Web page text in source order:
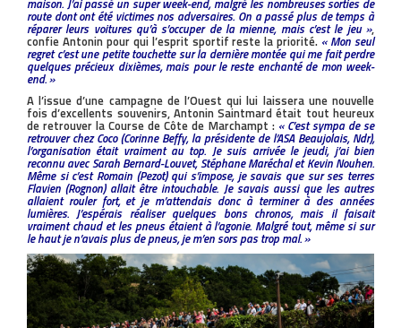
route dont ont été victimes nos adversaires. On a passé plus de temps à
réparer leurs voitures qu’à s’occuper de la mienne, mais c’est le jeu »,
confie Antonin pour qui l’esprit sportif reste la priorité. « Mon seul
regret c’est une petite touchette sur la dernière montée qui me fait perdre
quelques précieux dixièmes, mais pour le reste enchanté de mon week-
end. »
A l’issue d’une campagne de l’Ouest qui lui laissera une nouvelle
fois d’excellents souvenirs, Antonin Saintmard était tout heureux
de retrouver la Course de Côte de Marchampt : « C’est sympa de se
retrouver chez Coco (Corinne Beffy, la présidente de l’ASA Beaujolais, Ndr),
l’organisation était vraiment au top. Je suis arrivée le jeudi, j’ai bien
reconnu avec Sarah Bernard-Louvet, Stéphane Maréchal et Kevin Nouhen.
Même si c’est Romain (Pezot) qui s’impose, je savais que sur ses terres
Flavien (Rognon) allait être intouchable. Je savais aussi que les autres
allaient rouler fort, et je m’attendais donc à terminer à des années
lumières. J’espérais réaliser quelques bons chronos, mais il faisait
vraiment chaud et les pneus étaient à l’agonie. Malgré tout, même si sur
le haut je n’avais plus de pneus, je m’en sors pas trop mal. »